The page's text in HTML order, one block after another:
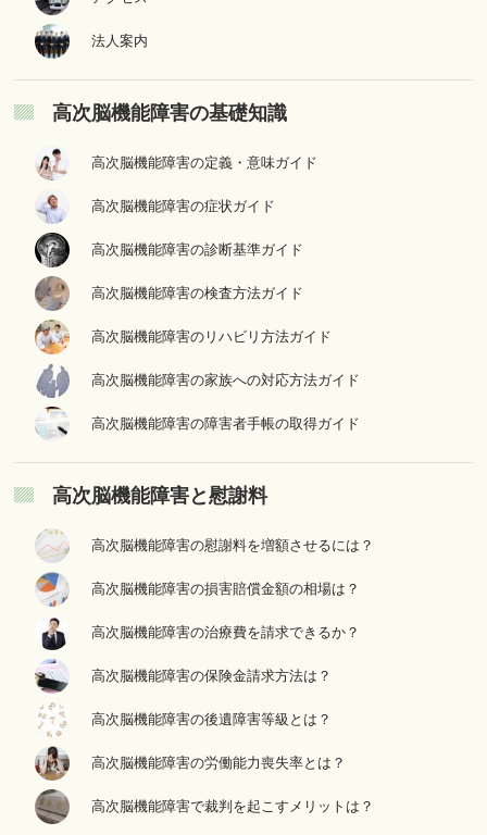
法人案内
高次脳機能障害の基礎知識
高次脳機能障害の定義・意味ガイド
高次脳機能障害の症状ガイド
高次脳機能障害の診断基準ガイド
高次脳機能障害の検査方法ガイド
高次脳機能障害のリハビリ方法ガイド
高次脳機能障害の家族への対応方法ガイド
高次脳機能障害の障害者手帳の取得ガイド
高次脳機能障害と慰謝料
高次脳機能障害の慰謝料を増額させるには？
高次脳機能障害の損害賠償金額の相場は？
高次脳機能障害の治療費を請求できるか？
高次脳機能障害の保険金請求方法は？
高次脳機能障害の後遺障害等級とは？
高次脳機能障害の労働能力喪失率とは？
高次脳機能障害で裁判を起こすメリットは？